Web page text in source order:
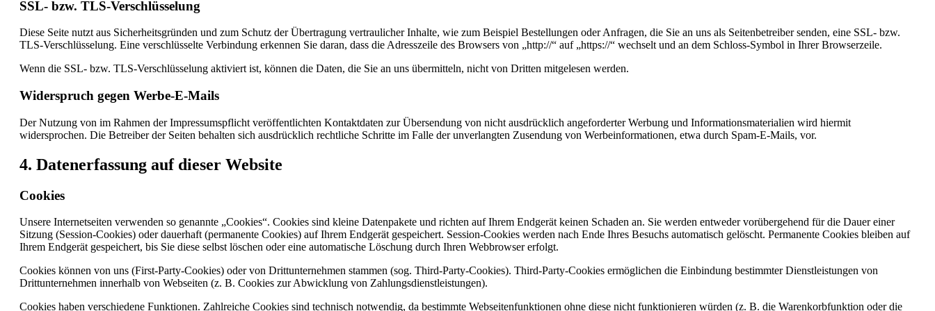
SSL- bzw. TLS-Verschlüsselung
Diese Seite nutzt aus Sicherheitsgründen und zum Schutz der Übertragung vertraulicher Inhalte, wie zum Beispiel Bestellungen oder Anfragen, die Sie an uns als Seitenbetreiber senden, eine SSL- bzw.
TLS-Verschlüsselung. Eine verschlüsselte Verbindung erkennen Sie daran, dass die Adresszeile des Browsers von „http://“ auf „https://“ wechselt und an dem Schloss-Symbol in Ihrer Browserzeile.
Wenn die SSL- bzw. TLS-Verschlüsselung aktiviert ist, können die Daten, die Sie an uns übermitteln, nicht von Dritten mitgelesen werden.
Widerspruch gegen Werbe-E-Mails
Der Nutzung von im Rahmen der Impressumspflicht veröffentlichten Kontaktdaten zur Übersendung von nicht ausdrücklich angeforderter Werbung und Informationsmaterialien wird hiermit
widersprochen. Die Betreiber der Seiten behalten sich ausdrücklich rechtliche Schritte im Falle der unverlangten Zusendung von Werbeinformationen, etwa durch Spam-E-Mails, vor.
4. Datenerfassung auf dieser Website
Cookies
Unsere Internetseiten verwenden so genannte „Cookies“. Cookies sind kleine Datenpakete und richten auf Ihrem Endgerät keinen Schaden an. Sie werden entweder vorübergehend für die Dauer einer
Sitzung (Session-Cookies) oder dauerhaft (permanente Cookies) auf Ihrem Endgerät gespeichert. Session-Cookies werden nach Ende Ihres Besuchs automatisch gelöscht. Permanente Cookies bleiben auf
Ihrem Endgerät gespeichert, bis Sie diese selbst löschen oder eine automatische Löschung durch Ihren Webbrowser erfolgt.
Cookies können von uns (First-Party-Cookies) oder von Drittunternehmen stammen (sog. Third-Party-Cookies). Third-Party-Cookies ermöglichen die Einbindung bestimmter Dienstleistungen von
Drittunternehmen innerhalb von Webseiten (z. B. Cookies zur Abwicklung von Zahlungsdienstleistungen).
Cookies haben verschiedene Funktionen. Zahlreiche Cookies sind technisch notwendig, da bestimmte Webseitenfunktionen ohne diese nicht funktionieren würden (z. B. die Warenkorbfunktion oder die